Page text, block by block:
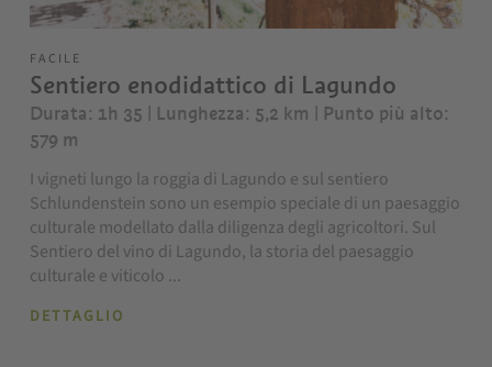
FACILE
Sentiero enodidattico di Lagundo
Durata: 1h 35 | Lunghezza: 5,2 km | Punto più alto:
579 m
I vigneti lungo la roggia di Lagundo e sul sentiero
Schlundenstein sono un esempio speciale di un paesaggio
culturale modellato dalla diligenza degli agricoltori. Sul
Sentiero del vino di Lagundo, la storia del paesaggio
culturale e viticolo ...
DETTAGLIO